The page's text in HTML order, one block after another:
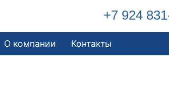
+7 924
О компании Контакты